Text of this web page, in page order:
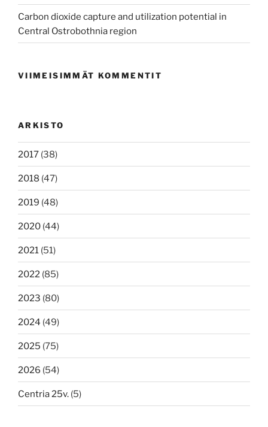
Carbon dioxide capture and utilization potential in
Central Ostrobothnia region
VIIMEISIMMÄT KOMMENTIT
ARKISTO
2017 (38)
2018 (47)
2019 (48)
2020 (44)
2021 (51)
2022 (85)
2023 (80)
2024 (49)
2025 (75)
2026 (54)
Centria 25v. (5)